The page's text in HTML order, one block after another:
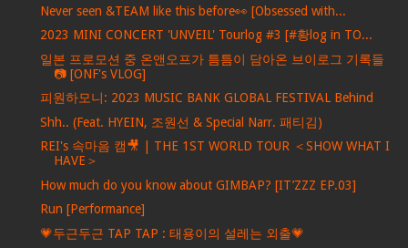
Never seen &TEAM like this before👀 [Obsessed with...
2023 MINI CONCERT 'UNVEIL' Tourlog #3 [#황log in TO...
일본 프로모션 중 온앤오프가 틈틈이 담아온 브이로그 기록들
📷 [ONF's VLOG]
피원하모니: 2023 MUSIC BANK GLOBAL FESTIVAL Behind
Shh.. (Feat. HYEIN, 조원선 & Special Narr. 패티김)
REI's 속마음 캠🎥 | THE 1ST WORLD TOUR ＜SHOW WHAT I
HAVE＞
How much do you know about GIMBAP? [IT’ZZZ EP.03]
Run [Performance]
💗두근두근 TAP TAP : 태용이의 설레는 외출💗